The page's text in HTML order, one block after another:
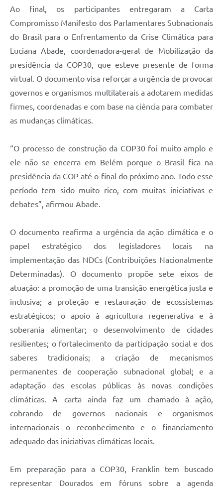
Ao final, os participantes entregaram a Carta
Compromisso Manifesto dos Parlamentares Subnacionais
do Brasil para o Enfrentamento da Crise Climática para
Luciana Abade, coordenadora-geral de Mobilização da
presidência da COP30, que esteve presente de forma
virtual. O documento visa reforçar a urgência de provocar
governos e organismos multilaterais a adotarem medidas
firmes, coordenadas e com base na ciência para combater
as mudanças climáticas.
“O processo de construção da COP30 foi muito amplo e
ele não se encerra em Belém porque o Brasil fica na
presidência da COP até o final do próximo ano. Todo esse
período tem sido muito rico, com muitas iniciativas e
debates”, afirmou Abade.
O documento reafirma a urgência da ação climática e o
papel estratégico dos legisladores locais na
implementação das NDCs (Contribuições Nacionalmente
Determinadas). O documento propõe sete eixos de
atuação: a promoção de uma transição energética justa e
inclusiva; a proteção e restauração de ecossistemas
estratégicos; o apoio à agricultura regenerativa e à
soberania alimentar; o desenvolvimento de cidades
resilientes; o fortalecimento da participação social e dos
saberes tradicionais; a criação de mecanismos
permanentes de cooperação subnacional global; e a
adaptação das escolas públicas às novas condições
climáticas. A carta ainda faz um chamado à ação,
cobrando de governos nacionais e organismos
internacionais o reconhecimento e o financiamento
adequado das iniciativas climáticas locais.
Em preparação para a COP30, Franklin tem buscado
representar Dourados em fóruns sobre a agenda